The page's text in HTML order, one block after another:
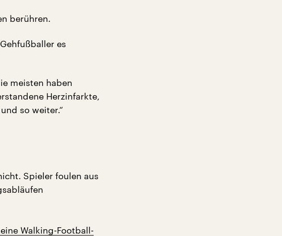
berühren.
es
meisten haben
Herzinfarkte,
so weiter.“
Spieler foulen aus
Walking-Football-